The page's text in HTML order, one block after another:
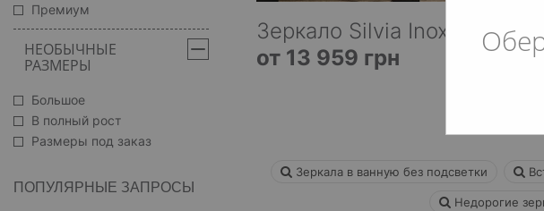
Премиум
НЕОБЫЧНЫЕ
РАЗМЕРЫ
Большое
В полный рост
Размеры под заказ
ПОПУЛЯРНЫЕ ЗАПРОСЫ
Зеркало Silvia Inox Gloss
от 13 959 грн
Зеркала в ванную без подсветки
Недорогие